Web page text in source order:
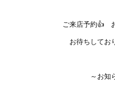
ご来店予約👍
お待ちしてお
～お知